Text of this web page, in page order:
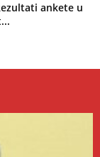
ankete u